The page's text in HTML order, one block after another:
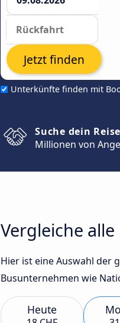
Unterkünfte finden mit
Jetzt finden
Suche dein
Millionen von
Vergleiche
Hier ist eine Auswahl der
Busunternehmen wie
Heute